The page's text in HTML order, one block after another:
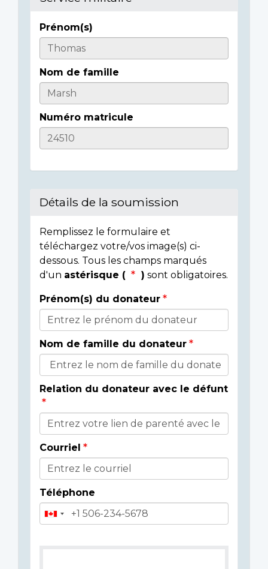
Informations
sur
l'individu
Prénom(s)
Nom de famille
Numéro matricule
Détails de la soumission
Remplissez le formulaire et
téléchargez votre/vos image(s) ci-
dessous. Tous les champs marqués
d'un astérisque ( ) sont obligatoires.
Détails
du
donateur
Prénom(s) du donateur
Nom de famille du donateur
Relation du donateur avec le défunt
Courriel
Téléphone